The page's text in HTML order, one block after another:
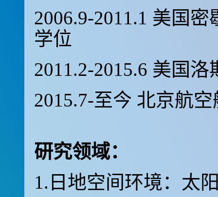
2006.9-2011.1 美国密
学位
2011.2-2015.6 美国洛
2015.7-至今 北京航
研究领域：
1.日地空间环境：太